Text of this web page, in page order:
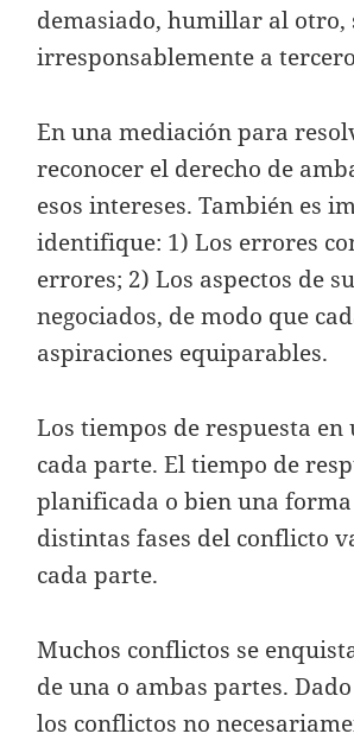
demasiado, humillar al
irresponsablemente a
En una mediación para
reconocer el derecho de
esos intereses. También es
identifique: 1) Los errores
errores; 2) Los aspectos de
negociados, de modo que
aspiraciones equiparables.
Los tiempos de respuesta
cada parte. El tiempo de
planificada o bien una
distintas fases del conflicto
cada parte.
Muchos conflictos se
de una o ambas partes.
los conflictos no